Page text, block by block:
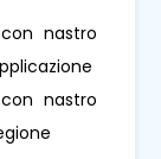
nastro
nastro